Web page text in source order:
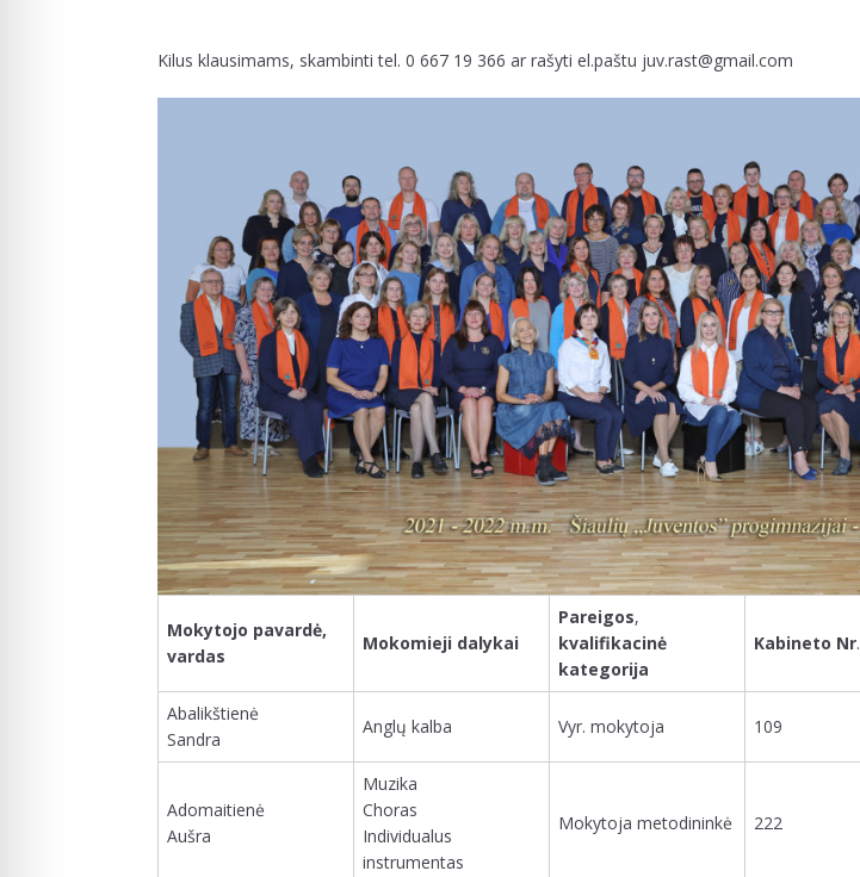
Kilus klausimams, skambinti tel. 0 667 19 366 ar rašyti el.paštu juv.rast@gmail.com
Mokytojo pavardė,
vardas
Mokomieji dalykai
Pareigos,
kvalifikacinė
kategorija
Kabineto Nr.
Abalikštienė
Sandra
Anglų kalba Vyr. mokytoja 109
Adomaitienė
Aušra
Muzika
Choras
Individualus
instrumentas
Mokytoja metodininkė 222